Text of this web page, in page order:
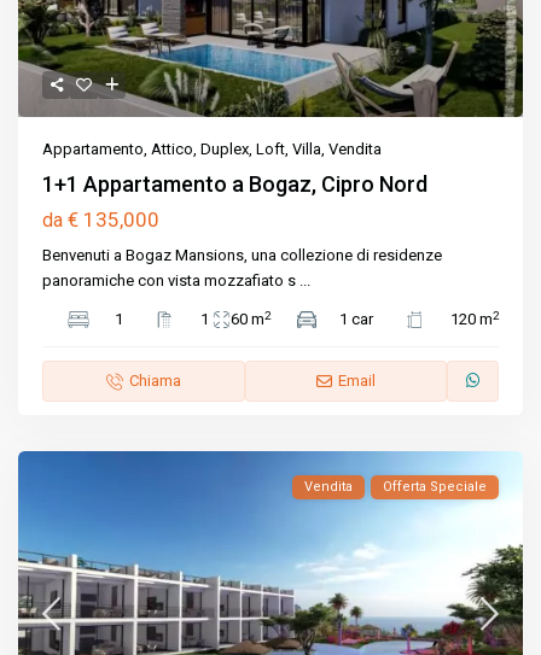
Appartamento,Attico,Duplex,Loft,Villa,Vendita
1+1 Appartamento a Bogaz, Cipro Nord
da € 135,000
Benvenuti a Bogaz Mansions, una collezione di residenze
panoramiche con vista mozzafiato s ...
1 1 60 m2 1 car 120 m2
Chiama Email
Vendita Offerta Speciale